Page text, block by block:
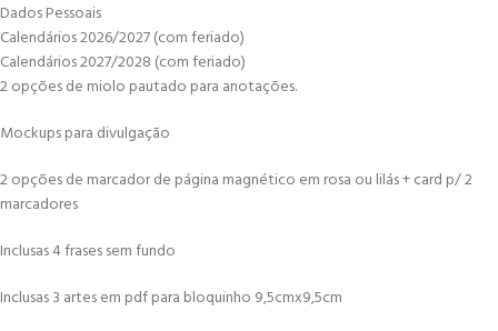
Dados Pessoais
Calendários 2026/2027 (com feriado)
Calendários 2027/2028 (com feriado)
2 opções de miolo pautado para anotações.
Mockups para divulgação
2 opções de marcador de página magnético em rosa ou lilás + card p/ 2
marcadores
Inclusas 4 frases sem fundo
Inclusas 3 artes em pdf para bloquinho 9,5cmx9,5cm